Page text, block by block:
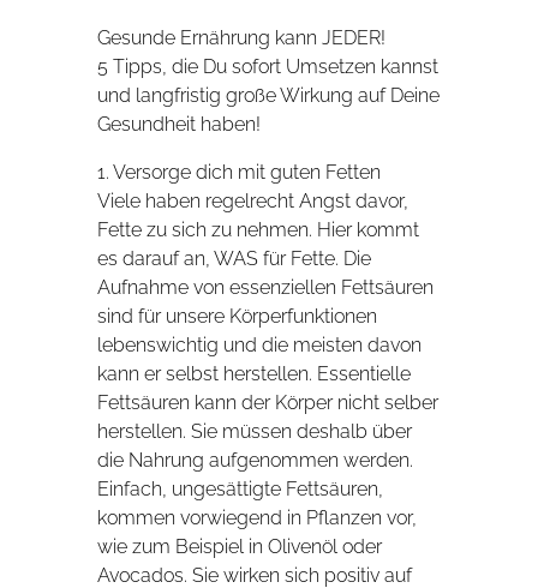
Gesunde Ernährung kann JEDER!
5 Tipps, die Du sofort Umsetzen kannst
und langfristig große Wirkung auf Deine
Gesundheit haben!
1. Versorge dich mit guten Fetten
Viele haben regelrecht Angst davor,
Fette zu sich zu nehmen. Hier kommt
es darauf an, WAS für Fette. Die
Aufnahme von essenziellen Fettsäuren
sind für unsere Körperfunktionen
lebenswichtig und die meisten davon
kann er selbst herstellen. Essentielle
Fettsäuren kann der Körper nicht selber
herstellen. Sie müssen deshalb über
die Nahrung aufgenommen werden.
Einfach, ungesättigte Fettsäuren,
kommen vorwiegend in Pflanzen vor,
wie zum Beispiel in Olivenöl oder
Avocados. Sie wirken sich positiv auf